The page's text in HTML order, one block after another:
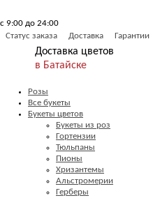
с 9:00 до 24:00
Статус заказа
Доставка Гарантии
Доставка цветов
в Батайске
Розы
Все букеты
Букеты цветов
Букеты из роз
Гортензии
Тюльпаны
Пионы
Хризантемы
Альстромерии
Герберы